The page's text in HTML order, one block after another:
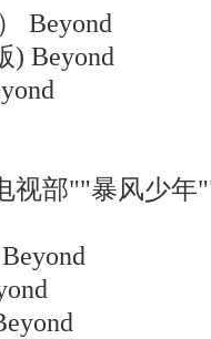
Beyond
) Beyond
视部""暴风少年